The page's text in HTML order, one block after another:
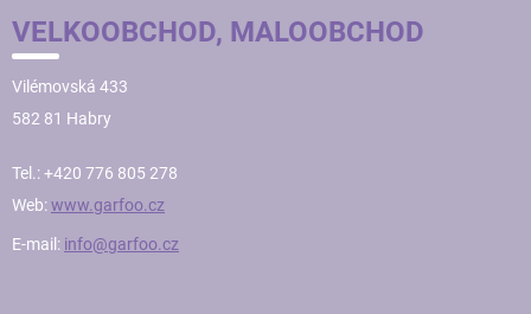
VELKOOBCHOD, MALOOBCHOD
Vilémovská 433
582 81 Habry
Tel.: +420 776 805 278
Web:www.garfoo.cz
E-mail: info@garfoo.cz